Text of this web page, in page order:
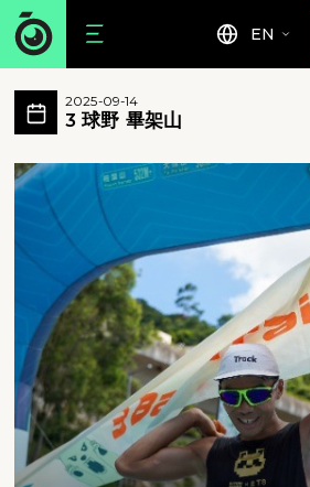
EN
3 球野 畢架山 活動相
3 球野 畢架山 所有相片
3 球野 畢架山 - 3 球野 畢架山
2025-09-14
3 球野 畢架山